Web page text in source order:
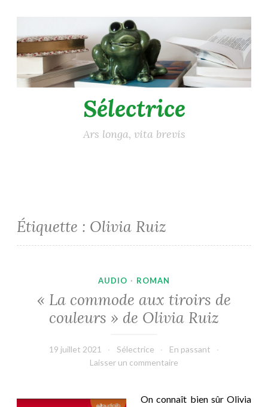
au
contenu
principal
Sélectrice
Ars longa, vita brevis
Étiquette : Olivia Ruiz
AUDIO · ROMAN
« La commode aux tiroirs de
couleurs » de Olivia Ruiz
19 juillet 2021 Sélectrice
En passant
Laisser un commentaire
On connaît bien sûr Olivia